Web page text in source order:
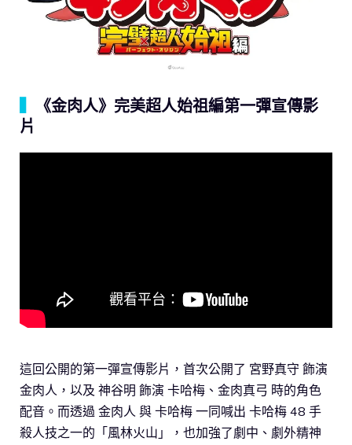
《金肉人》完美超人始祖編第一彈宣傳影
片
這回公開的第一彈宣傳影片，首次公開了 宮野真守 飾演
金肉人，以及 神谷明 飾演 卡哈梅、金肉真弓 時的角色
配音。而透過 金肉人 與 卡哈梅 一同喊出 卡哈梅 48 手
殺人技之一的「風林火山」，也加強了劇中、劇外精神